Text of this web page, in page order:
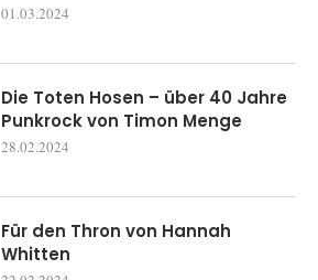
01.03.2024
Die Toten Hosen – über 40 Jahre
Punkrock von Timon Menge
28.02.2024
Für den Thron von Hannah
Whitten